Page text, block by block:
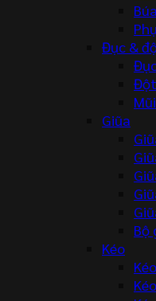
Đục &
Đột
Giũa
Bộ
Kéo
Kéo